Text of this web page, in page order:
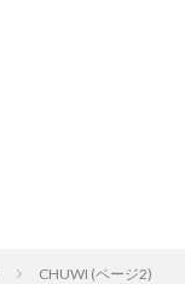
CHUWI (ページ2)